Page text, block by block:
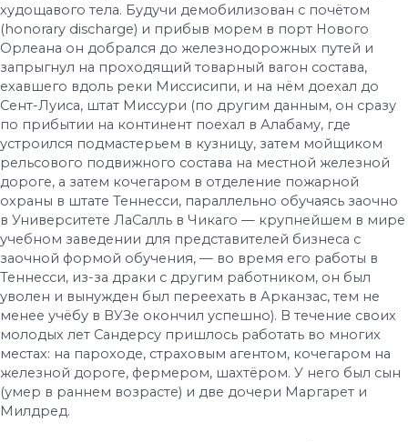
худощавого тела. Будучи демобилизован с почётом
(honorary discharge) и прибыв морем в порт Нового
Орлеана он добрался до железнодорожных путей и
запрыгнул на проходящий товарный вагон состава,
ехавшего вдоль реки Миссисипи, и на нём доехал до
Сент-Луиса, штат Миссури (по другим данным, он сразу
по прибытии на континент поехал в Алабаму, где
устроился подмастерьем в кузницу, затем мойщиком
рельсового подвижного состава на местной железной
дороге, а затем кочегаром в отделение пожарной
охраны в штате Теннесси, параллельно обучаясь заочно
в Университете ЛаСалль в Чикаго — крупнейшем в мире
учебном заведении для представителей бизнеса с
заочной формой обучения, — во время его работы в
Теннесси, из-за драки с другим работником, он был
уволен и вынужден был переехать в Арканзас, тем не
менее учёбу в ВУЗе окончил успешно). В течение своих
молодых лет Сандерсу пришлось работать во многих
местах: на пароходе, страховым агентом, кочегаром на
железной дороге, фермером, шахтёром. У него был сын
(умер в раннем возрасте) и две дочери Маргарет и
Милдред.